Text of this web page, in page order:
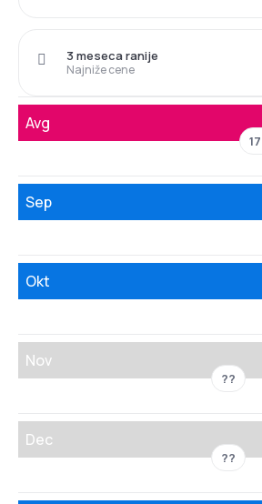
Najniže cene
3 meseca ranije
Avg
Sep
Okt
Nov
??
Dec
??